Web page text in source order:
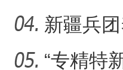
团这里“
新疆兵
从“基本
“专精特